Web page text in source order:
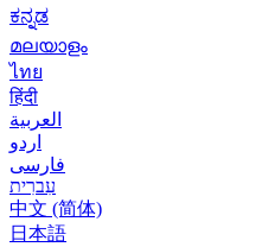
ಕನ್ನಡ
മലയാളം
ไทย
हिंदी
العربية
اردو
فارسی
עִברִית
中文 (简体)
日本語